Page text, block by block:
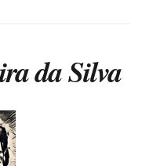
da Silva